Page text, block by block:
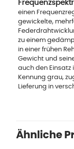
einen
gewickelte,
zu einem
in einer frühen
Gewicht und
auch den Einsatz
Kennung grau,
Lieferung in
Ähnliche